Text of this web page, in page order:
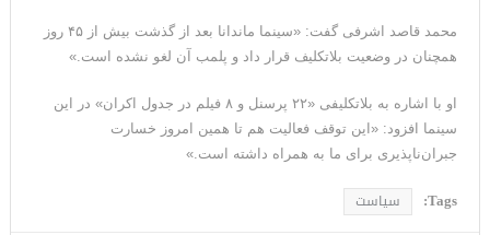
محمد قاصد اشرفی گفت: «سینما ماندانا بعد از گذشت بیش از ۴۵ روز
همچنان در وضعیت بلاتکلیف قرار داد و پلمب آن لغو نشده است.»
او با اشاره به بلاتکلیفی «۲۲ پرسنل و ۸ فیلم در جدول اکران» در این
سینما افزود: «این توقف فعالیت هم تا همین امروز خسارت
جبران‌ناپذیری برای ما به همراه داشته است.»
Tags: سیاست